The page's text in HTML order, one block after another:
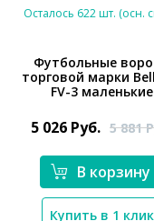
Осталось 622 шт. (осн.
Футбольные
торговой марки
FV-3 маленькие
5 026 Руб. 5 881
В корзину
Купить в 1 клик